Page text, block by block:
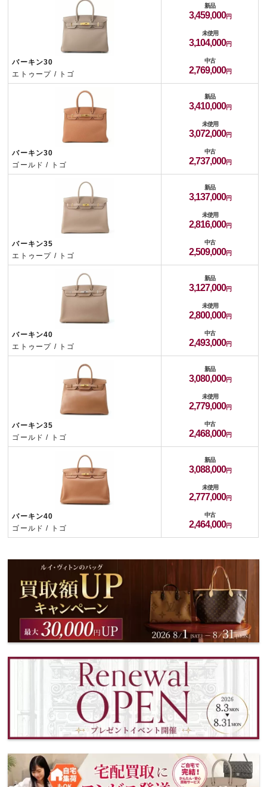
バーキン30
エトゥープ / トゴ
新品
3,459,000
未使用
3,104,000
中古
2,769,000
バーキン30
ゴールド / トゴ
新品
3,410,000
未使用
3,072,000
中古
2,737,000
バーキン35
エトゥープ / トゴ
新品
3,137,000
未使用
2,816,000
中古
2,509,000
バーキン40
エトゥープ / トゴ
新品
3,127,000
未使用
2,800,000
中古
2,493,000
バーキン35
ゴールド / トゴ
新品
3,080,000
未使用
2,779,000
中古
2,468,000
バーキン40
ゴールド / トゴ
新品
3,088,000
未使用
2,777,000
中古
2,464,000